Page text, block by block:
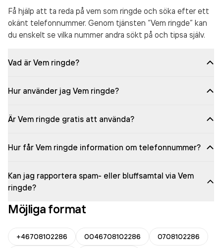
Få hjälp att ta reda på vem som ringde och söka efter ett
okänt telefonnummer. Genom tjänsten “Vem ringde” kan
du enskelt se vilka nummer andra sökt på och tipsa själv.
Vad är Vem ringde?
Hur använder jag Vem ringde?
Är Vem ringde gratis att använda?
Hur får Vem ringde information om telefonnummer?
Kan jag rapportera spam- eller bluffsamtal via Vem
ringde?
Möjliga format
+46708102286 0046708102286
0708102286